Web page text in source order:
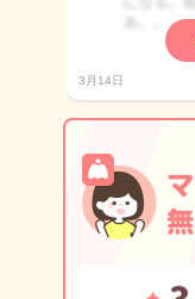
3月14日